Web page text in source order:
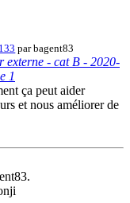
parbagent83
externe - cat B - 2020-
1
ça peut aider
et nous améliorer de
.